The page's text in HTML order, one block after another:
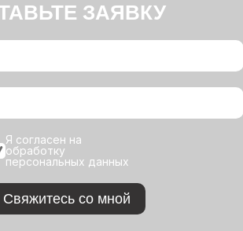
ЗАЯВКУ
Я согласен на
обработку
персональных данных
Свяжитесь со мной